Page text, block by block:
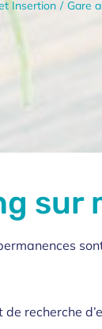
Insertion Gare
sur
recherche